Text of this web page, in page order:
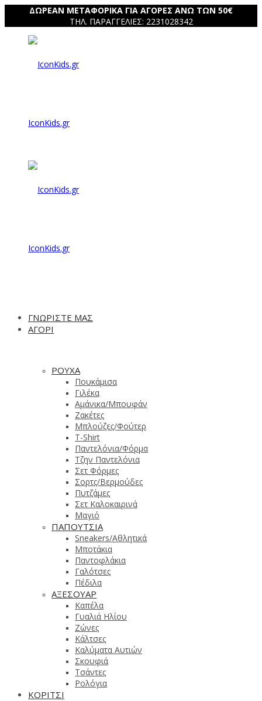
ΔΩΡΕΑΝ ΜΕΤΑΦΟΡΙΚΑ ΓΙΑ ΑΓΟΡΕΣ ΑΝΩ ΤΩΝ 50€
ΤΗΛ. ΠΑΡΑΓΓΕΛΙΕΣ: 2231028342
IconKids.gr
IconKids.gr
ΓΝΩΡΙΣΤΕ ΜΑΣ
ΑΓΟΡΙ
ΡΟΥΧΑ
Πουκάμισα
Γιλέκα
Αμάνικα/Μπουφάν
Ζακέτες
Μπλούζες/Φούτερ
T-Shirt
Παντελόνια/Φόρμα
Τζην Παντελόνια
Σετ Φόρμες
Σορτς/Βερμούδες
Πυτζάμες
Σετ Καλοκαιρινά
Μαγιό
ΠΑΠΟΥΤΣΙΑ
Sneakers/Aθλητικά
Μποτάκια
Παντοφλάκια
Γαλότσες
Πέδιλα
ΑΞΕΣΟΥΑΡ
Καπέλα
Γυαλιά Ηλίου
Ζώνες
Κάλτσες
Καλύματα Αυτιών
Σκουφιά
Τσάντες
Ρολόγια
ΚΟΡΙΤΣΙ